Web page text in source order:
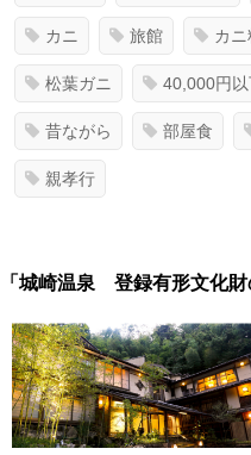
カニ 旅館 カ
松葉ガニ 40,000円
昔ながら 部屋食
親孝行
「城崎温泉 登録有形文化